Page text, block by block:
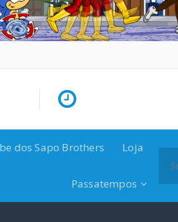
dos Sapo Brothers Loja
Passatempos
for: